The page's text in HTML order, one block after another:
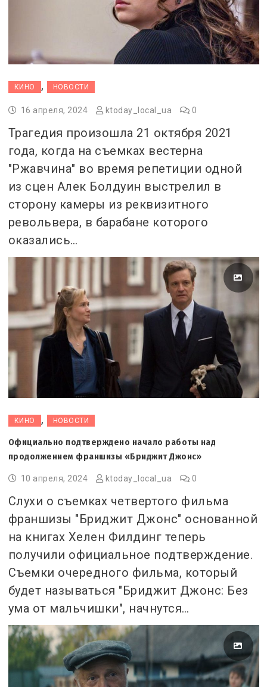
КИНО , НОВОСТИ
16 апреля, 2024 ktoday_local_ua 0
Трагедия произошла 21 октября 2021
года, когда на съемках вестерна
"Ржавчина" во время репетиции одной
из сцен Алек Болдуин выстрелил в
сторону камеры из реквизитного
револьвера, в барабане которого
оказались…
КИНО , НОВОСТИ
Официально подтверждено начало работы над
продолжением франшизы «Бриджит Джонс»
10 апреля, 2024 ktoday_local_ua 0
Слухи о съемках четвертого фильма
франшизы "Бриджит Джонс" основанной
на книгах Хелен Филдинг теперь
получили официальное подтверждение.
Съемки очередного фильма, который
будет называться "Бриджит Джонс: Без
ума от мальчишки", начнутся…